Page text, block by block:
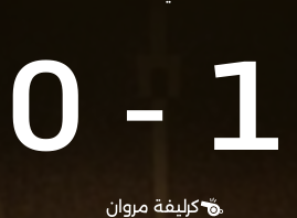
1
-
0
كرليفة مروان